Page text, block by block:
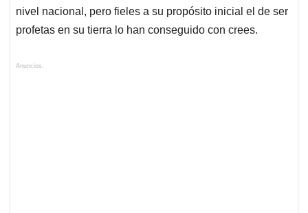
nivel nacional, pero fieles a su propósito inicial el de ser
profetas en su tierra lo han conseguido con crees.
Anuncios.